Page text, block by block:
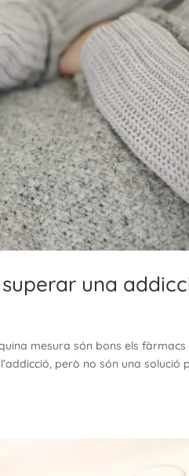
una
mesura són bons els
però no són una solució